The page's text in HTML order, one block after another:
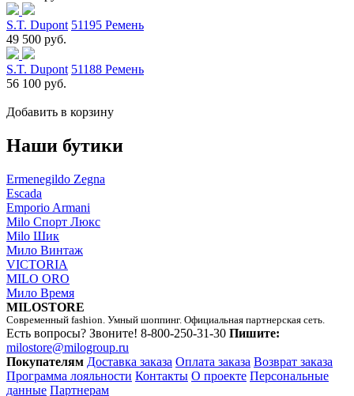
S.T. Dupont 51195 Ремень
49 500 руб.
S.T. Dupont 51188 Ремень
56 100 руб.
Добавить в корзину
Наши бутики
Ermenegildo Zegna
Escada
Emporio Armani
Milo Спорт Люкс
Milo Шик
Мило Винтаж
VICTORIA
MILO ORO
Мило Время
MILOSTORE
Современный fashion. Умный шоппинг. Официальная партнерская сеть.
Есть вопросы? Звоните! 8-800-250-31-30 Пишите:
milostore@milogroup.ru
Покупателям Доставка заказа Оплата заказа Возврат заказа
Программа лояльности Контакты О проекте Персональные
данные Партнерам